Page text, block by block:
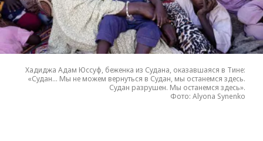
Хадиджа Адам Юссуф, беженка из Судана, оказавшаяся в Тине:
«Судан... Мы не можем вернуться в Судан, мы останемся здесь.
Судан разрушен. Мы останемся здесь».
Фото: Alyona Synenko